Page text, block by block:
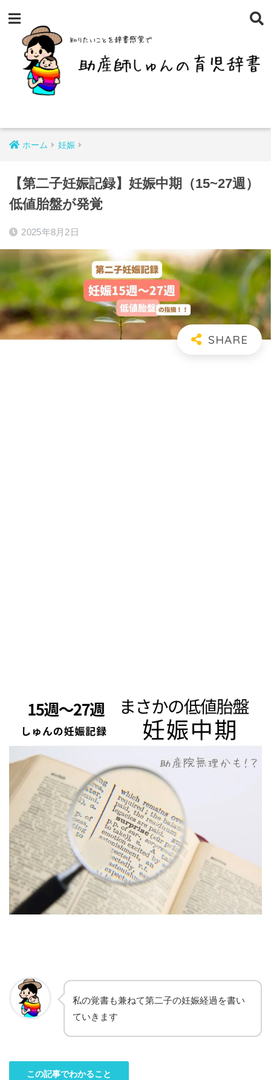
ホーム 妊娠
【第二子妊娠記録】妊娠中期（15~27週）
低値胎盤が発覚
2025年8月2日
私の覚書も兼ねて第二子の妊娠経過を書い
ていきます
この記事でわかること